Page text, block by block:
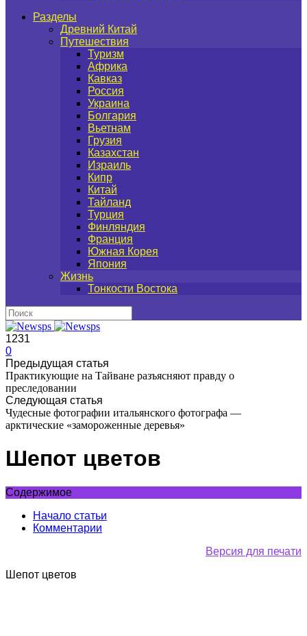
Разделы
Древний Китай
Путешествия
Туризм
Африка
Кавказ
Россия
Украина
Болгария
Вьетнам
Грузия
Казахстан
Израиль
Кипр
Китай
Тайланд
Турция
Финляндия
Франция
Южная Корея
Япония
Жизнь
Тонкости Востока
1231
0
Предыдущая статья
Практикующие на Тайване разъясняют правду о
преследовании
Следующая статья
Чудесные фотографии итальянского фотографа —
арктические «замороженные деревья»
Шепот цветов
Содержимое
Начало статьи
Комментарии
Версия для печати
Шепот цветов